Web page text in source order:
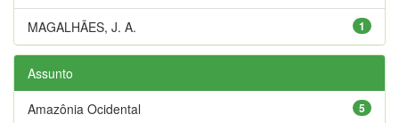
1
MAGALHÃES, J. A.
Assunto
5
Amazônia Ocidental